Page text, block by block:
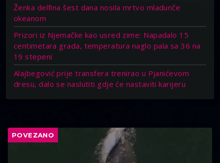
Ženka delfina šest dana nosila mrtvo mladunče
okeanom
Prizori iz Njemačke kao usred zime: Napadalo 15
centimetara grada, temperatura naglo pala sa 36 na
19 stepeni
Alajbegović prije transfera trenirao u Pjanićevom
dresu, dalo se naslutiti gdje će nastaviti karijeru
POVEZANO